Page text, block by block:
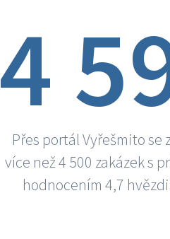
4
Přes portál Vyřešmito se
více než 4 500 zakázek s
hodnocením 4,7